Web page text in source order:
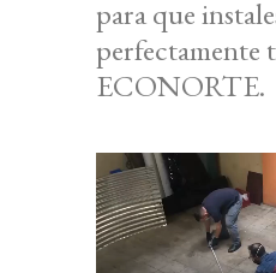
para que
perfectamente
ECONORTE.